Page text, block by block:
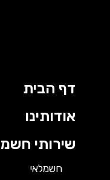
דף הבית
אודותינו
שירותי חשמלאי
חשמלאי